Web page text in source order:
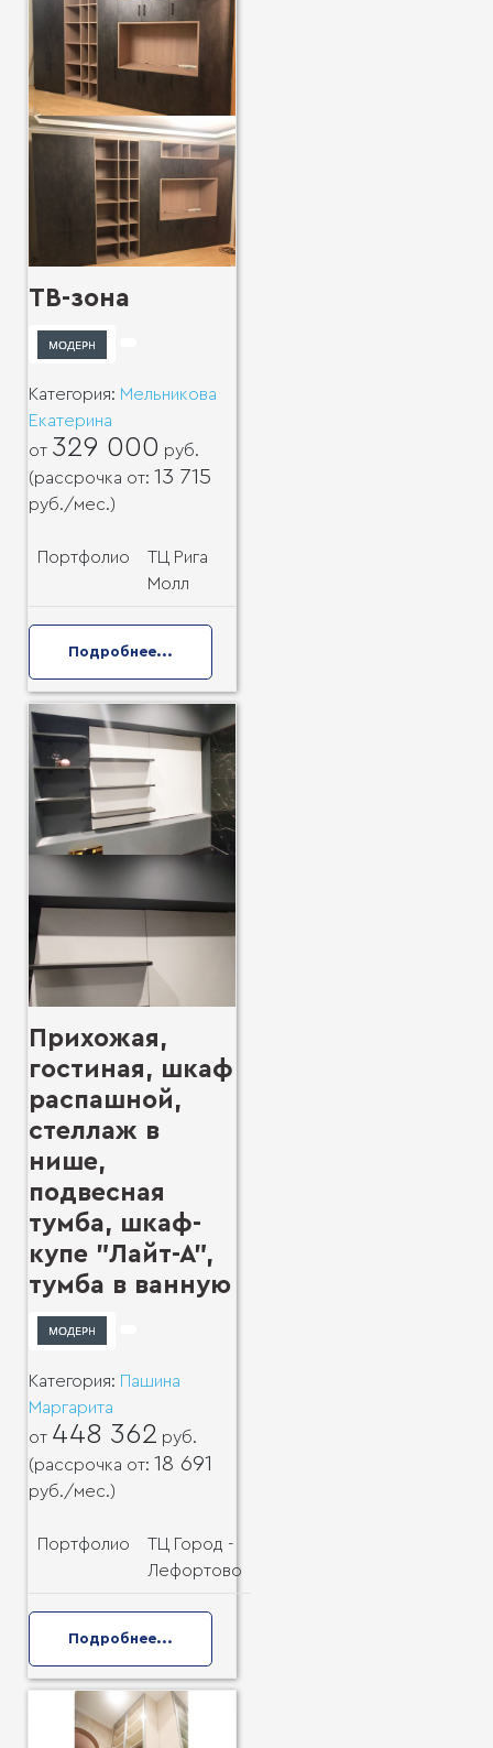
ТВ-зона
Категория: Мельникова
Екатерина
от 329 000 руб.
(рассрочка от: 13 715
руб./мес.)
Портфолио
ТЦ Рига
Молл
Подробнее...
Прихожая,
гостиная, шкаф
распашной,
стеллаж в
нише,
подвесная
тумба, шкаф-
купе "Лайт-А",
тумба в ванную
Категория: Пашина
Маргарита
от 448 362 руб.
(рассрочка от: 18 691
руб./мес.)
Портфолио
ТЦ Город -
Лефортово
Подробнее...